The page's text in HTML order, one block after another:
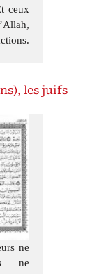
ceux
les juifs
ne
ne